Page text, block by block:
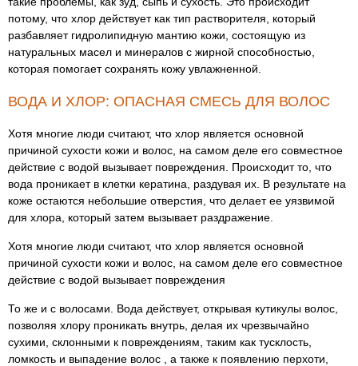
потому, что хлор действует как тип растворителя, который
разбавляет гидролипидную мантию кожи, состоящую из
натуральных масел и минералов с жирной способностью,
которая помогает сохранять кожу увлажненной.
ВОДА И ХЛОР: ОПАСНАЯ СМЕСЬ ДЛЯ ВОЛОС
Хотя многие люди считают, что хлор является основной
причиной сухости кожи и волос, на самом деле его совместное
действие с водой вызывает повреждения. Происходит то, что
вода проникает в клетки кератина, раздувая их. В результате на
коже остаются небольшие отверстия, что делает ее уязвимой
для хлора, который затем вызывает раздражение.
Хотя многие люди считают, что хлор является основной
причиной сухости кожи и волос, на самом деле его совместное
действие с водой вызывает повреждения
То же и с волосами. Вода действует, открывая кутикулы волос,
позволяя хлору проникать внутрь, делая их чрезвычайно
сухими, склонными к повреждениям, таким как тусклость,
ломкость и выпадение волос , а также к появлению перхоти,